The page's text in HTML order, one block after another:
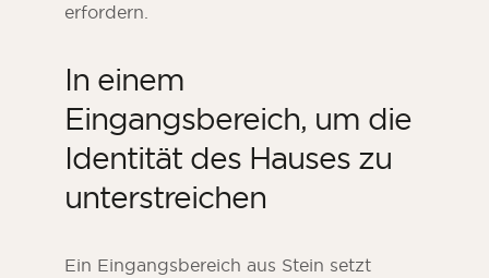
erfordern.
In einem
Eingangsbereich, um die
Identität des Hauses zu
unterstreichen
Ein Eingangsbereich aus Stein setzt